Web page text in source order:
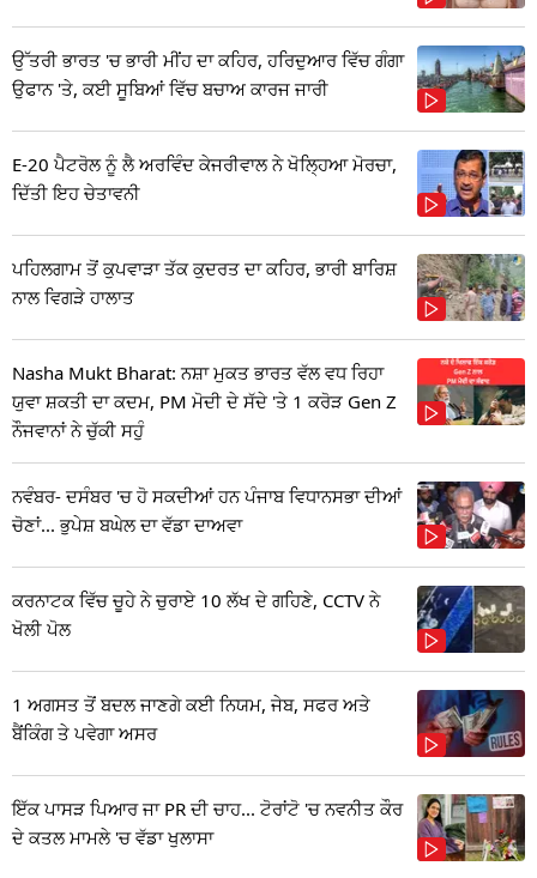
ਉੱਤਰੀ ਭਾਰਤ 'ਚ ਭਾਰੀ ਮੀਂਹ ਦਾ ਕਹਿਰ, ਹਰਿਦੁਆਰ ਵਿੱਚ ਗੰਗਾ
ਉਫਾਨ 'ਤੇ, ਕਈ ਸੂਬਿਆਂ ਵਿੱਚ ਬਚਾਅ ਕਾਰਜ ਜਾਰੀ
E-20 ਪੈਟਰੋਲ ਨੂੰ ਲੈ ਅਰਵਿੰਦ ਕੇਜਰੀਵਾਲ ਨੇ ਖੋਲ੍ਹਿਆ ਮੋਰਚਾ,
ਦਿੱਤੀ ਇਹ ਚੇਤਾਵਨੀ
ਪਹਿਲਗਾਮ ਤੋਂ ਕੁਪਵਾੜਾ ਤੱਕ ਕੁਦਰਤ ਦਾ ਕਹਿਰ, ਭਾਰੀ ਬਾਰਿਸ਼
ਨਾਲ ਵਿਗੜੇ ਹਾਲਾਤ
Nasha Mukt Bharat: ਨਸ਼ਾ ਮੁਕਤ ਭਾਰਤ ਵੱਲ ਵਧ ਰਿਹਾ
ਯੁਵਾ ਸ਼ਕਤੀ ਦਾ ਕਦਮ, PM ਮੋਦੀ ਦੇ ਸੱਦੇ 'ਤੇ 1 ਕਰੋੜ Gen Z
ਨੌਜਵਾਨਾਂ ਨੇ ਚੁੱਕੀ ਸਹੁੰ
ਨਵੰਬਰ- ਦਸੰਬਰ 'ਚ ਹੋ ਸਕਦੀਆਂ ਹਨ ਪੰਜਾਬ ਵਿਧਾਨਸਭਾ ਦੀਆਂ
ਚੋਣਾਂ... ਭੁਪੇਸ਼ ਬਘੇਲ ਦਾ ਵੱਡਾ ਦਾਅਵਾ
ਕਰਨਾਟਕ ਵਿੱਚ ਚੂਹੇ ਨੇ ਚੁਰਾਏ 10 ਲੱਖ ਦੇ ਗਹਿਣੇ, CCTV ਨੇ
ਖੋਲੀ ਪੋਲ
1 ਅਗਸਤ ਤੋਂ ਬਦਲ ਜਾਣਗੇ ਕਈ ਨਿਯਮ, ਜੇਬ, ਸਫਰ ਅਤੇ
ਬੈਂਕਿੰਗ ਤੇ ਪਵੇਗਾ ਅਸਰ
ਇੱਕ ਪਾਸੜ ਪਿਆਰ ਜਾ PR ਦੀ ਚਾਹ... ਟੋਰਾਂਟੋ 'ਚ ਨਵਨੀਤ ਕੌਰ
ਦੇ ਕਤਲ ਮਾਮਲੇ 'ਚ ਵੱਡਾ ਖੁਲਾਸਾ